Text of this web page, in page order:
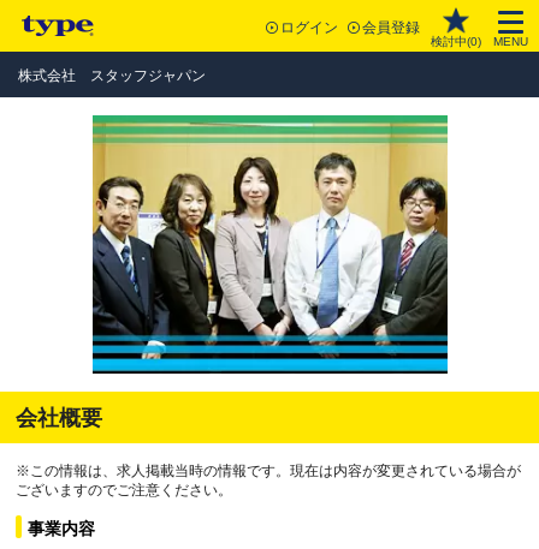
ログイン 会員登録
検討中(0) MENU
株式会社 スタッフジャパン
会社概要
※この情報は、求人掲載当時の情報です。現在は内容が変更されている場合が
ございますのでご注意ください。
事業内容